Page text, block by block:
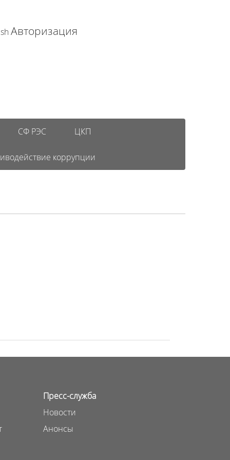
Авторизация
СФ РЭС ЦКП
коррупции
Пресс-служба
Новости
Анонсы